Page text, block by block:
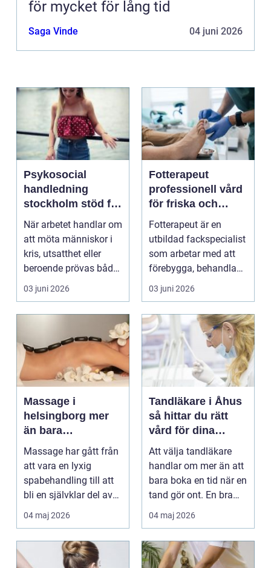
för mycket för lång tid
Saga Vinde 04 juni 2026
Psykosocial
handledning
stockholm stöd för
hållbart arbete
med människor
När arbetet handlar om
att möta människor i
kris, utsatthet eller
beroende prövas både
yrkesrollen o...
03 juni 2026
Fotterapeut
professionell vård
för friska och
starkare fötter
Fotterapeut är en
utbildad fackspecialist
som arbetar med att
förebygga, behandla
och lindra problem...
03 juni 2026
Massage i
helsingborg mer
än bara
avkoppling
Massage har gått från
att vara en lyxig
spabehandling till att
bli en självklar del av
mångas vardag...
04 maj 2026
Tandläkare i Åhus
så hittar du rätt
vård för dina
tänder
Att välja tandläkare
handlar om mer än att
bara boka en tid när en
tand gör ont. En bra
tandvårdskli...
04 maj 2026